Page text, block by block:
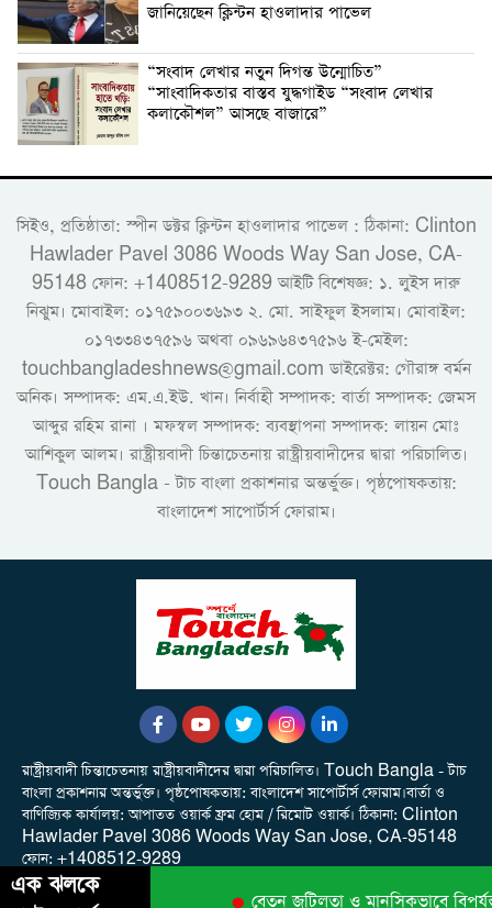
জানিয়েছেন ক্লিন্টন হাওলাদার পাভেল
“সংবাদ লেখার নতুন দিগন্ত উন্মোচিত”
“সাংবাদিকতার বাস্তব যুদ্ধগাইড “সংবাদ লেখার
কলাকৌশল” আসছে বাজারে”
সিইও, প্রতিষ্ঠাতা: স্পীন ডক্টর ক্লিন্টন হাওলাদার পাভেল : ঠিকানা: Clinton
Hawlader Pavel 3086 Woods Way San Jose, CA-
95148 ফোন: +1408512-9289 আইটি বিশেষজ্ঞ: ১. লুইস দারু
নিঝুম। ‎মোবাইল: ০১৭৫৯০০৩৬৯৩ ২. মো. সাইফুল ইসলাম। মোবাইল:
০১৭৩৩৪৩৭৫৯৬ অথবা ০৯৬৯৬৪৩৭৫৯৬ ই-মেইল:
touchbangladeshnews@gmail.com ডাইরেক্টর: গৌরাঙ্গ বর্মন
অনিক। সম্পাদক: এম.এ.ইউ. খান। নির্বাহী সম্পাদক: বার্তা সম্পাদক: জেমস
আব্দুর রহিম রানা । মফস্বল সম্পাদক: ব্যবস্থাপনা সম্পাদক: লায়ন মোঃ
আশিকুল আলম। রাষ্ট্রীয়বাদী চিন্তাচেতনায় রাষ্ট্রীয়বাদীদের দ্বারা পরিচালিত।
Touch Bangla - টাচ বাংলা প্রকাশনার অন্তর্ভুক্ত। পৃষ্ঠপোষকতায়:
বাংলাদেশ সাপোর্টার্স ফোরাম।
রাষ্ট্রীয়বাদী চিন্তাচেতনায় রাষ্ট্রীয়বাদীদের দ্বারা পরিচালিত। Touch Bangla - টাচ
বাংলা প্রকাশনার অন্তর্ভুক্ত। পৃষ্ঠপোষকতায়: বাংলাদেশ সাপোর্টার্স ফোরাম।বার্তা ও
বাণিজ্যিক কার্যালয়: আপাতত ওয়ার্ক ফ্রম হোম / রিমোট ওয়ার্ক। ‎ঠিকানা: Clinton
Hawlader Pavel 3086 Woods Way San Jose, CA-95148
‎ফোন: +1408512-9289
এক ঝলকে
বেতন জটিলতা ও মানসিকভাবে